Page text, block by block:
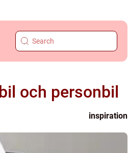
och personbil
inspiration